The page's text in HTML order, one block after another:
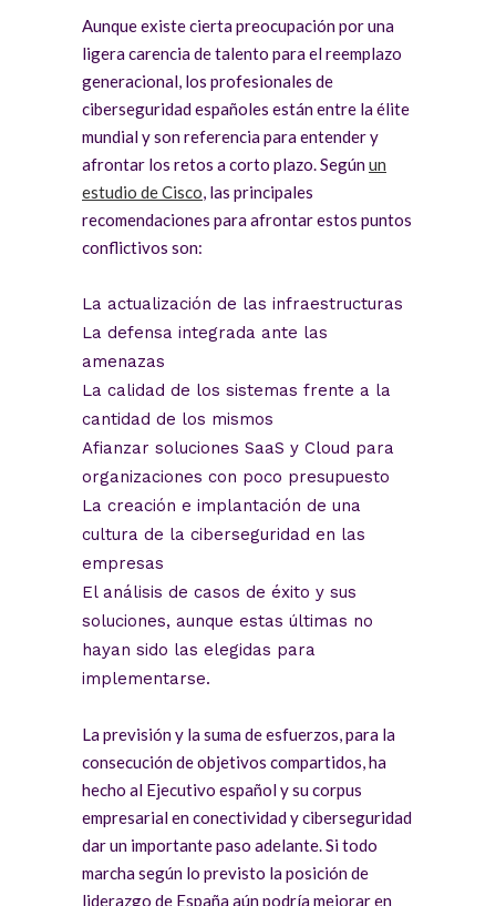
Aunque existe cierta preocupación por una
ligera carencia de talento para el reemplazo
generacional, los profesionales de
ciberseguridad españoles están entre la élite
mundial y son referencia para entender y
afrontar los retos a corto plazo. Segúnun
estudio de Cisco, las principales
recomendaciones para afrontar estos puntos
conflictivos son:
La actualización de las infraestructuras
La defensa integrada ante las
amenazas
La calidad de los sistemas frente a la
cantidad de los mismos
Afianzar soluciones SaaS y Cloud para
organizaciones con poco presupuesto
La creación e implantación de una
cultura de la ciberseguridad en las
empresas
El análisis de casos de éxito y sus
soluciones, aunque estas últimas no
hayan sido las elegidas para
implementarse.
La previsión y la suma de esfuerzos, para la
consecución de objetivos compartidos, ha
hecho al Ejecutivo español y su corpus
empresarial en conectividad y ciberseguridad
dar un importante paso adelante. Si todo
marcha según lo previsto la posición de
liderazgo de España aún podría mejorar en